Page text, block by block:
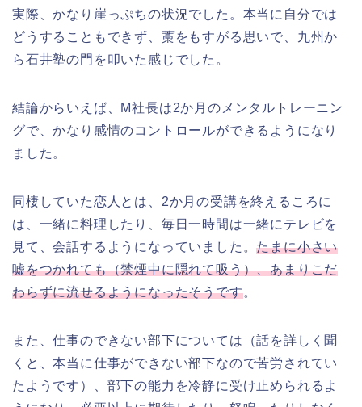
実際、かなり崖っぷちの状況でした。本当に自分では
どうすることもできず、藁をもすがる思いで、九州か
ら石井塾の門を叩いた感じでした。
結論からいえば、M社長は2か月のメンタルトレーニン
グで、かなり感情のコントロールができるようになり
ました。
同棲していた恋人とは、2か月の受講を終えるころに
は、一緒に料理したり、毎日一時間は一緒にテレビを
見て、会話するようになっていました。たまに小さい
嘘をつかれても（禁煙中に隠れて吸う）、あまりこだ
わらずに流せるようになったそうです。
また、仕事のできない部下については（話を詳しく聞
くと、本当に仕事ができない部下なので苦労されてい
たようです）、部下の能力を冷静に受け止められるよ